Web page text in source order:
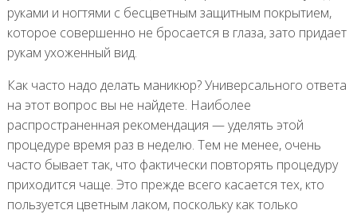
руками и ногтями с бесцветным защитным покрытием,
которое совершенно не бросается в глаза, зато придает
рукам ухоженный вид.
Как часто надо делать маникюр? Универсального ответа
на этот вопрос вы не найдете. Наиболее
распространенная рекомендация — уделять этой
процедуре время раз в неделю. Тем не менее, очень
часто бывает так, что фактически повторять процедуру
приходится чаще. Это прежде всего касается тех, кто
пользуется цветным лаком, поскольку как только